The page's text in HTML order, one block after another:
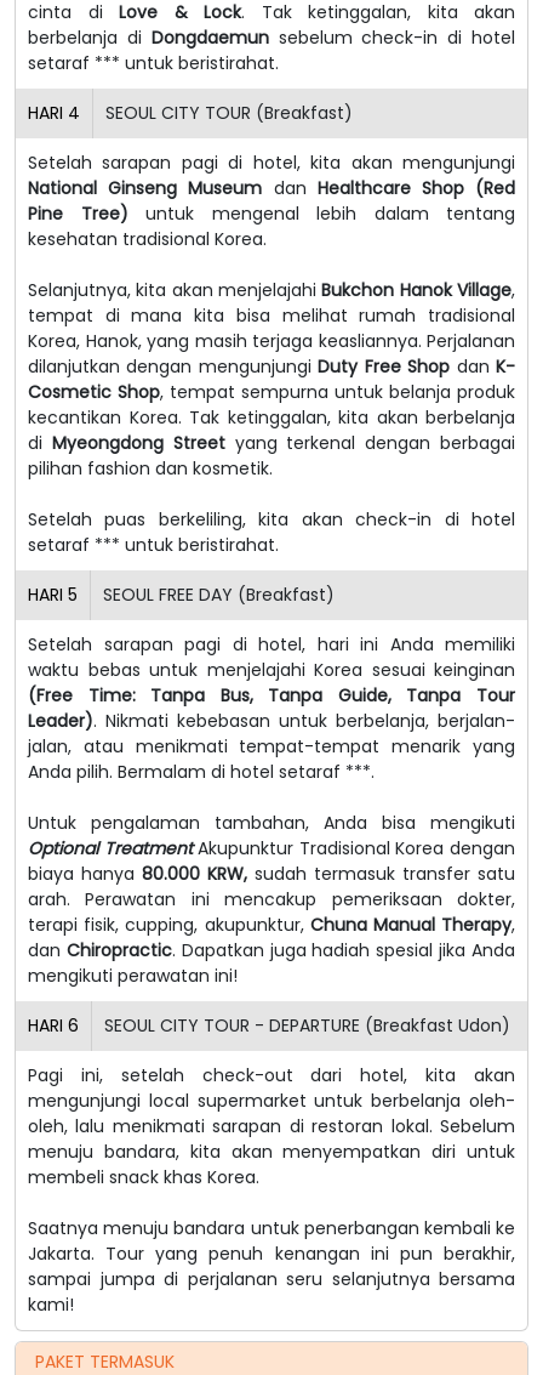
cinta di Love & Lock. Tak ketinggalan, kita akan
berbelanja di Dongdaemunsebelum check-in di hotel
setaraf *** untuk beristirahat.
HARI 4 SEOUL CITY TOUR (Breakfast)
Setelah sarapan pagi di hotel, kita akan mengunjungi
National Ginseng Museum dan Healthcare Shop (Red
Pine Tree) untuk mengenal lebih dalam tentang
kesehatan tradisional Korea.
Selanjutnya, kita akan menjelajahiBukchon Hanok Village,
tempat di mana kita bisa melihat rumah tradisional
Korea, Hanok, yang masih terjaga keasliannya. Perjalanan
dilanjutkan dengan mengunjungiDuty Free Shop danK-
Cosmetic Shop, tempat sempurna untuk belanja produk
kecantikan Korea. Tak ketinggalan, kita akan berbelanja
di Myeongdong Streetyang terkenal dengan berbagai
pilihan fashion dan kosmetik.
Setelah puas berkeliling, kita akan check-in di hotel
setaraf *** untuk beristirahat.
HARI 5 SEOUL FREE DAY (Breakfast)
Setelah sarapan pagi di hotel, hari ini Anda memiliki
waktu bebas untuk menjelajahi Korea sesuai keinginan
(Free Time: Tanpa Bus, Tanpa Guide, Tanpa Tour
Leader). Nikmati kebebasan untuk berbelanja, berjalan-
jalan, atau menikmati tempat-tempat menarik yang
Anda pilih. Bermalam di hotel setaraf ***.
Untuk pengalaman tambahan, Anda bisa mengikuti
Optional Treatment Akupunktur Tradisional Korea dengan
biaya hanya 80.000 KRW, sudah termasuk transfer satu
arah. Perawatan ini mencakup pemeriksaan dokter,
terapi fisik, cupping, akupunktur, Chuna Manual Therapy,
dan Chiropractic. Dapatkan juga hadiah spesial jika Anda
mengikuti perawatan ini!
HARI 6 SEOUL CITY TOUR - DEPARTURE (Breakfast Udon)
Pagi ini, setelah check-out dari hotel, kita akan
mengunjungi local supermarket untuk berbelanja oleh-
oleh, lalu menikmati sarapan di restoran lokal. Sebelum
menuju bandara, kita akan menyempatkan diri untuk
membeli snack khas Korea.
Saatnya menuju bandara untuk penerbangan kembali ke
Jakarta. Tour yang penuh kenangan ini pun berakhir,
sampai jumpa di perjalanan seru selanjutnya bersama
kami!
PAKET TERMASUK